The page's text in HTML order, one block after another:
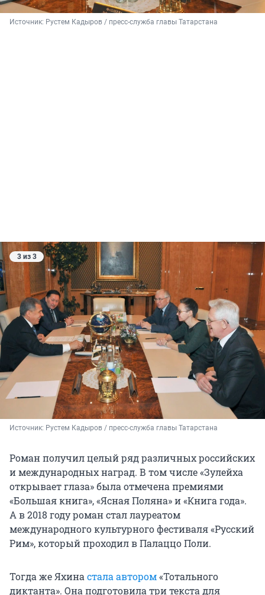
Источник: Рустем Кадыров / пресс-служба главы Татарстана
3 из 3
Источник: Рустем Кадыров / пресс-служба главы Татарстана
Роман получил целый ряд различных российских
и международных наград. В том числе «Зулейха
открывает глаза» была отмечена премиями
«Большая книга», «Ясная Поляна» и «Книга года».
А в 2018 году роман стал лауреатом
международного культурного фестиваля «Русский
Рим», который проходил в Палаццо Поли.
Тогда же Яхина стала автором«Тотального
диктанта». Она подготовила три текста для